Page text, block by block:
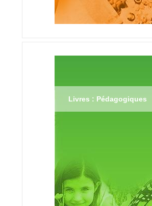
Livres : Pédagogiques